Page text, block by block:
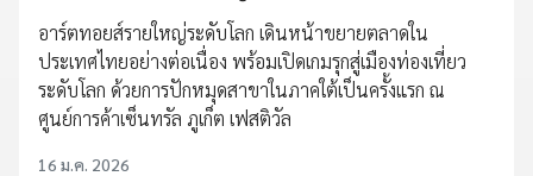
อาร์ตทอยส์รายใหญ่ระดับโลก เดินหน้าขยายตลาดใน
ประเทศไทยอย่างต่อเนื่อง พร้อมเปิดเกมรุกสู่เมืองท่องเที่ยว
ระดับโลก ด้วยการปักหมุดสาขาในภาคใต้เป็นครั้งแรก ณ
ศูนย์การค้าเซ็นทรัล ภูเก็ต เฟสติวัล
16 ม.ค. 2026